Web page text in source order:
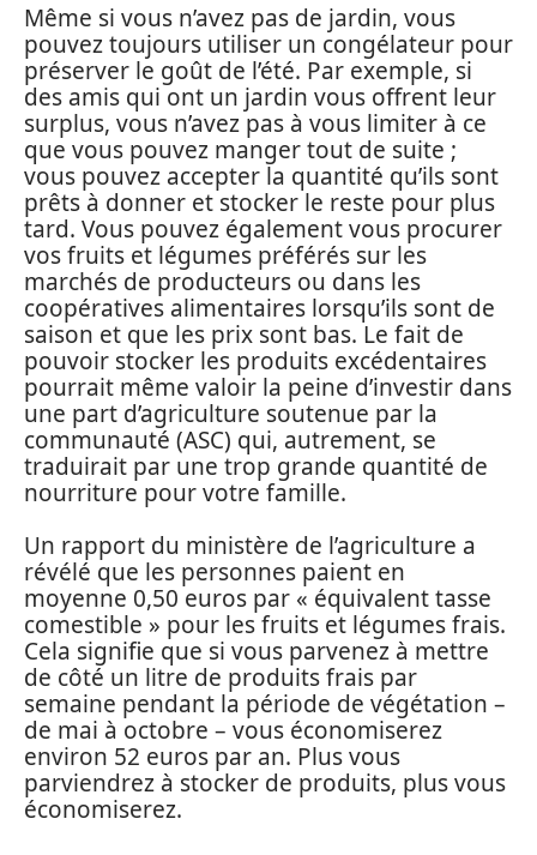
Même si vous n’avez pas de jardin, vous
pouvez toujours utiliser un congélateur pour
préserver le goût de l’été. Par exemple, si
des amis qui ont un jardin vous offrent leur
surplus, vous n’avez pas à vous limiter à ce
que vous pouvez manger tout de suite ;
vous pouvez accepter la quantité qu’ils sont
prêts à donner et stocker le reste pour plus
tard. Vous pouvez également vous procurer
vos fruits et légumes préférés sur les
marchés de producteurs ou dans les
coopératives alimentaires lorsqu’ils sont de
saison et que les prix sont bas. Le fait de
pouvoir stocker les produits excédentaires
pourrait même valoir la peine d’investir dans
une part d’agriculture soutenue par la
communauté (ASC) qui, autrement, se
traduirait par une trop grande quantité de
nourriture pour votre famille.
Un rapport du ministère de l’agriculture a
révélé que les personnes paient en
moyenne 0,50 euros par « équivalent tasse
comestible » pour les fruits et légumes frais.
Cela signifie que si vous parvenez à mettre
de côté un litre de produits frais par
semaine pendant la période de végétation –
de mai à octobre – vous économiserez
environ 52 euros par an. Plus vous
parviendrez à stocker de produits, plus vous
économiserez.